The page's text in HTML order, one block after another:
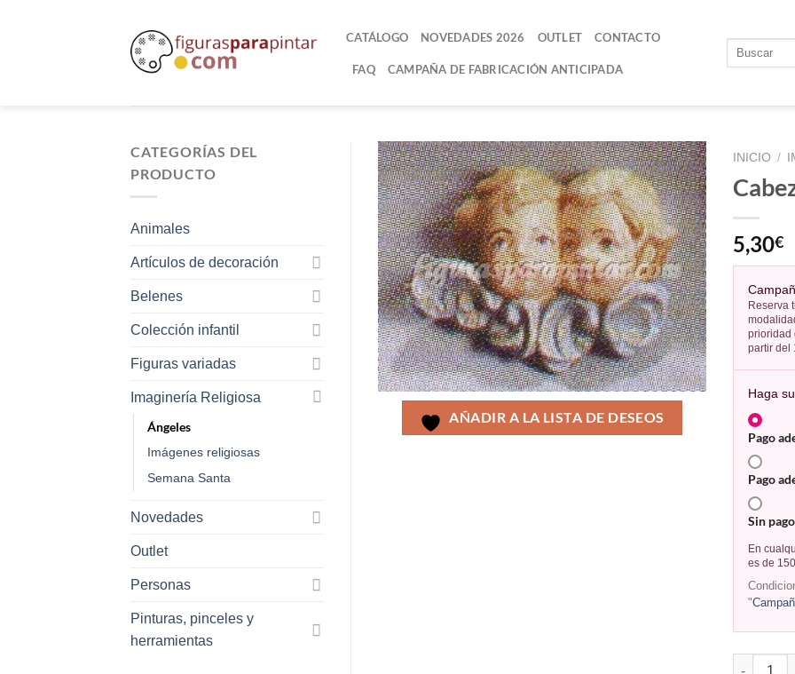
CATÁLOGO NOVEDADES 2026 OUTLET CONTACTO
FAQ CAMPAÑA DE FABRICACIÓN ANTICIPADA
CATEGORÍAS DEL
PRODUCTO
Animales
Artículos de decoración
Belenes
Colección infantil
Figuras variadas
Imaginería Religiosa
Ángeles
Imágenes religiosas
Semana Santa
Novedades
Outlet
Personas
Pinturas, pinceles y
herramientas
AÑADIR
A LA
LISTA
DE
DESEOS
AÑADIR A LA LISTA DE DESEOS
INICIO /
5,30€
Reserva
prioridad
partir del
Haga
Pago
Pago
Sin
En
es de
"